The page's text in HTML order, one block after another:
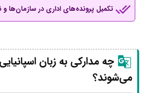
تکمیل پرونده‌های اداری در سازمان‌ها و
چه مدارکی به زبان
می‌شوند؟